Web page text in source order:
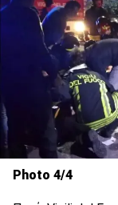
Photo 4/4